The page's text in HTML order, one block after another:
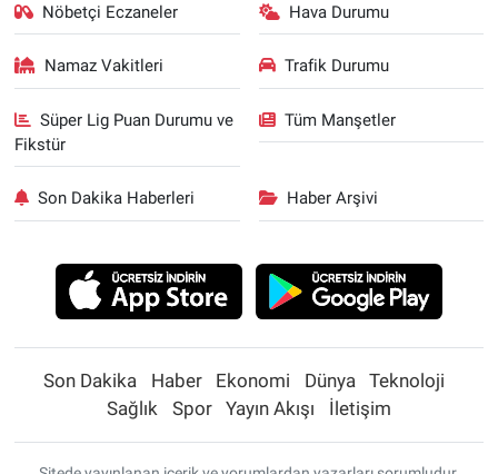
Nöbetçi Eczaneler Hava Durumu
Namaz Vakitleri Trafik Durumu
Süper Lig Puan Durumu ve
Fikstür
Tüm Manşetler
Son Dakika Haberleri Haber Arşivi
Son Dakika Haber Ekonomi Dünya
Teknoloji
Sağlık
Spor Yayın Akışı İletişim